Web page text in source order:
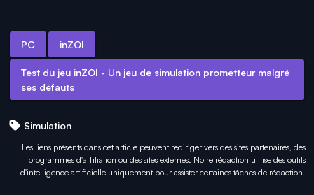
PC inZOI
Test du jeu inZOI - Un jeu de simulation prometteur malgré
ses défauts
Simulation
Les liens présents dans cet article peuvent rediriger vers des sites partenaires, des
programmes d'affiliation ou des sites externes. Notre rédaction utilise des outils
d'intelligence artificielle uniquement pourassister certaines tâches de rédaction.